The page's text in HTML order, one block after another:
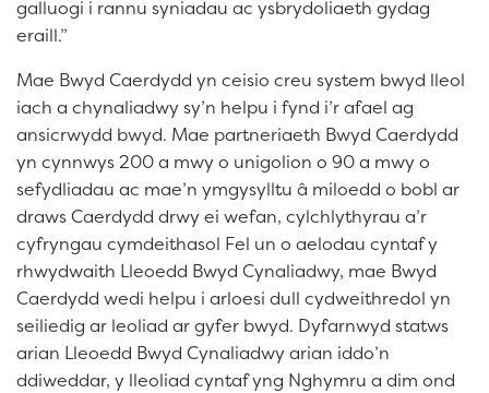
galluogi i rannu syniadau ac ysbrydoliaeth gydag
eraill.”
Mae Bwyd Caerdydd yn ceisio creu system bwyd lleol
iach a chynaliadwy sy’n helpu i fynd i’r afael ag
ansicrwydd bwyd. Mae partneriaeth Bwyd Caerdydd
yn cynnwys 200 a mwy o unigolion o 90 a mwy o
sefydliadau ac mae’n ymgysylltu â miloedd o bobl ar
draws Caerdydd drwy ei wefan, cylchlythyrau a’r
cyfryngau cymdeithasol Fel un o aelodau cyntaf y
rhwydwaith Lleoedd Bwyd Cynaliadwy, mae Bwyd
Caerdydd wedi helpu i arloesi dull cydweithredol yn
seiliedig ar leoliad ar gyfer bwyd. Dyfarnwyd statws
arian Lleoedd Bwyd Cynaliadwy arian iddo’n
ddiweddar, y lleoliad cyntaf yng Nghymru a dim ond